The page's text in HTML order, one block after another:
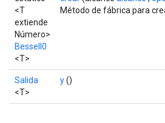
<T
extiende
Número>
BesselI0
<T>
Método de fábrica para
Salida
<T>
y()